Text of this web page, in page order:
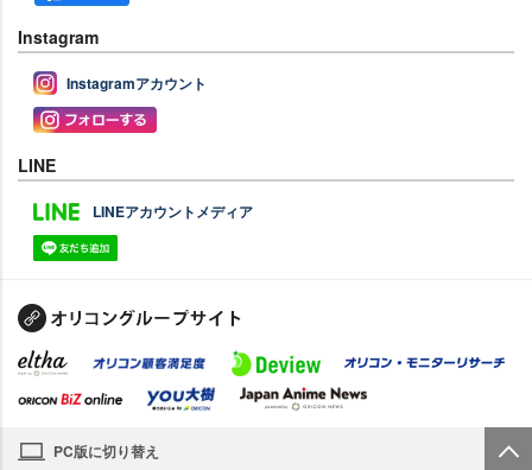
Instagram
Instagramアカウント
LINE
LINEアカウントメディア
PC版に切り替え